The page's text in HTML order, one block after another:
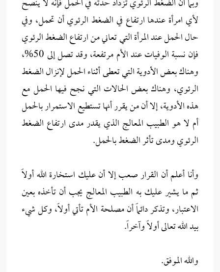
لأي امرأة عندها ارتفاع في الضغط الرئوي أن تحمل، وفي
حال الحمل عند المرأة التي تعاني من ارتفاع الضغط الرئوي
فإن نسبة الوفيات عند الأم مرتفعة، وقد تصل إلى 50%،
وهناك بعض الأدوية التي تعطى أثناء الحمل لإنزال الضغط
الرئوي، وهناك بعض الحالات التي نجح فيها الحمل مع
هذه الأدوية، إلا أن من يقرر أنها تستطيع الاستمرار بالحمل
أم لا هو الطبيب المعالج الذي يقدر مدى ارتفاع الضغط
الرئوي ومدى تأثر الضغط بالحمل.
وأنا أعلم أن القرار صعب إلا أن عليك استخارة الله أولاً
ثم ما يشير عليك به الطبيب المعالج يجب أن تأخذه بعين
الاعتبار، وتذكر دائماً أن مصلحة الأم تأتي أولاً، وكل شيء
بيد الله تعالى أولاً وآخراً.
والله الموفق.